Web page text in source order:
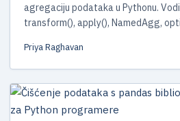
agregaciju podataka u Pythonu.
transform(), apply(), NamedAgg,
Priya Raghavan